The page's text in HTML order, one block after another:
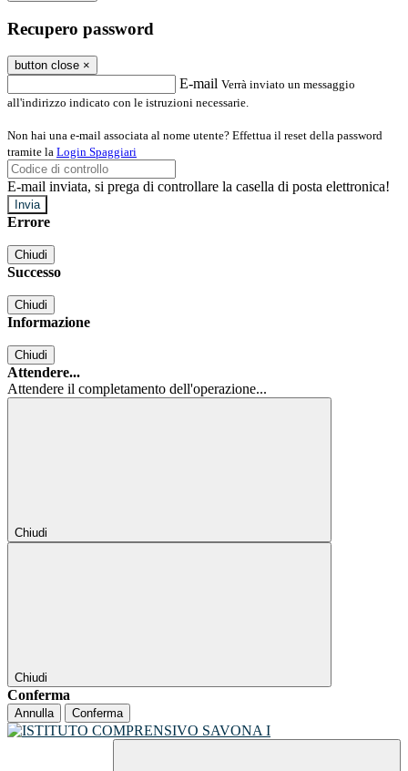
Recupero password
button close ×
E-mail Verrà inviato un messaggio
all'indirizzo indicato con le istruzioni necessarie.
Non hai una e-mail associata al nome utente? Effettua il reset della password
tramite la Login Spaggiari
E-mail inviata, si prega di controllare la casella di posta elettronica!
Errore
Chiudi
Successo
Chiudi
Informazione
Chiudi
Attendere...
Attendere il completamento dell'operazione...
Chiudi
Chiudi
Conferma
Annulla Conferma